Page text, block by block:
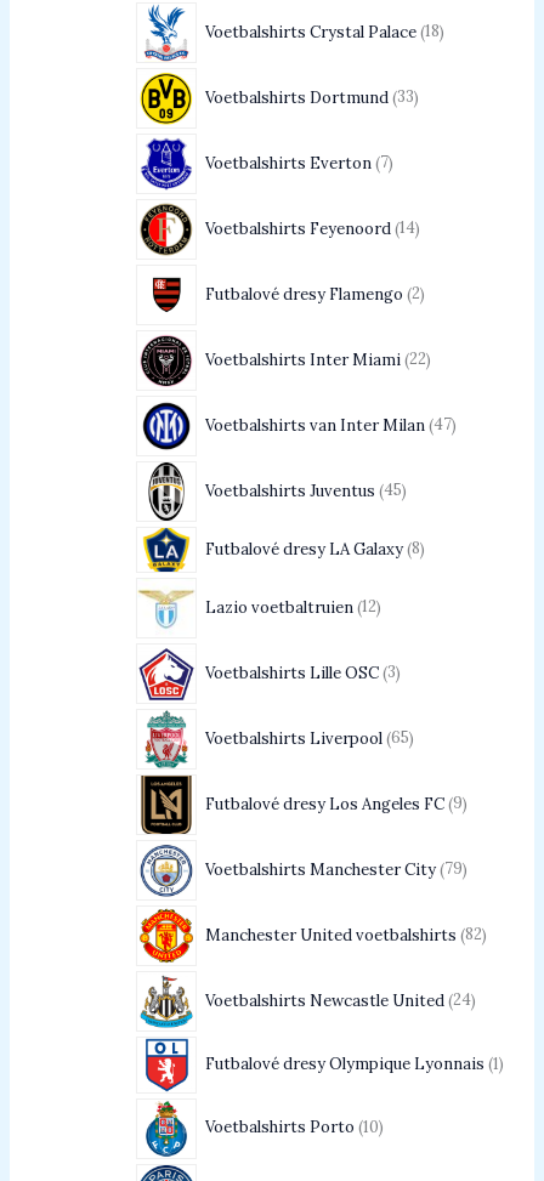
Voetbalshirts Crystal Palace 18
Voetbalshirts Dortmund 33
Voetbalshirts Everton 7
Voetbalshirts Feyenoord 14
Futbalové dresy Flamengo 2
Voetbalshirts Inter Miami 22
Voetbalshirts van Inter Milan 47
Voetbalshirts Juventus 45
Futbalové dresy LA Galaxy 8
Lazio voetbaltruien 12
Voetbalshirts Lille OSC 3
Voetbalshirts Liverpool 65
Futbalové dresy Los Angeles FC 9
Voetbalshirts Manchester City 79
Manchester United voetbalshirts 82
Voetbalshirts Newcastle United 24
Futbalové dresy Olympique Lyonnais 1
Voetbalshirts Porto 10